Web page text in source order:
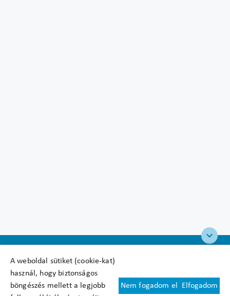
A weboldal sütiket (cookie-kat)
használ, hogy biztonságos
böngészés mellett a legjobb
Nem fogadom el Elfogadom
Felhasználási feltételek